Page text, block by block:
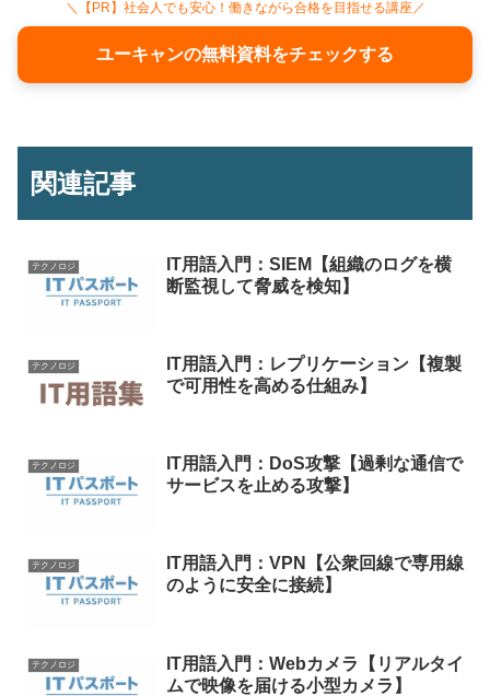
＼【PR】社会人でも安心！働きながら合格を目指せる講座／
ユーキャンの無料資料をチェックする
関連記事
テクノロジ
IT用語入門：SIEM【組織のログを横
断監視して脅威を検知】
テクノロジ
IT用語入門：レプリケーション【複製
で可用性を高める仕組み】
テクノロジ
IT用語入門：DoS攻撃【過剰な通信で
サービスを止める攻撃】
テクノロジ
IT用語入門：VPN【公衆回線で専用線
のように安全に接続】
テクノロジ
IT用語入門：Webカメラ【リアルタイ
ムで映像を届ける小型カメラ】